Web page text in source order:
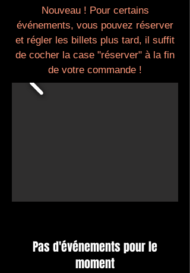
Nouveau ! Pour certains
événements, vous pouvez réserver
et régler les billets plus tard, il suffit
de cocher la case "réserver" à la fin
de votre commande !
Pas d'événements pour le
moment